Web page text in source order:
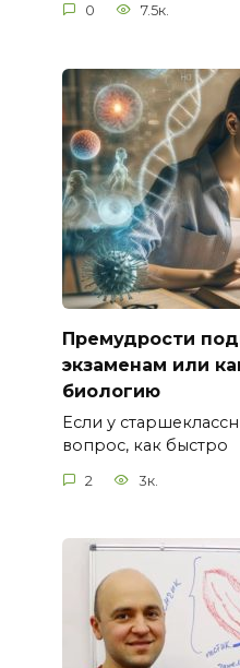
0 7.5к.
Премудрости
экзаменам или
биологию
Если у
вопрос, как быстро
2 3к.